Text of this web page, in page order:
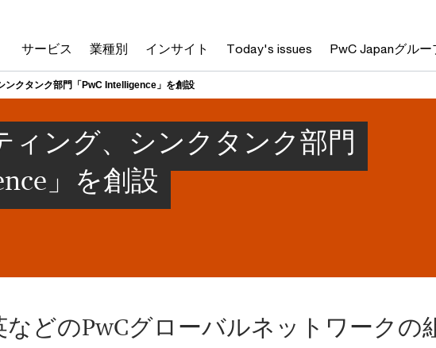
サービス 業種別 インサイト Today's issues PwC Japanグルー
ンクタンク部門「PwC Intelligence」を創設
ィング、シンクタンク部門
」を創設
などのPwCグローバルネットワークの